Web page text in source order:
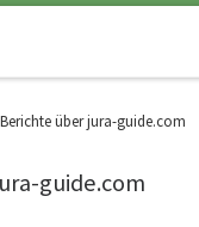
Berichte über jura-guide.com
guide.com